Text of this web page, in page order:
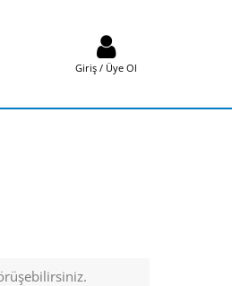
Giriş / Üye Ol